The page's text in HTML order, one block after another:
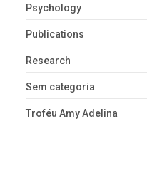
Psychology
Publications
Research
Sem categoria
Troféu Amy Adelina